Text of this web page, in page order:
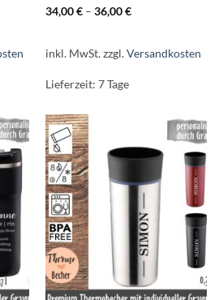
34,00€– 36,00€
inkl. MwSt.zzgl.Versandkosten
Lieferzeit: 7 Tage